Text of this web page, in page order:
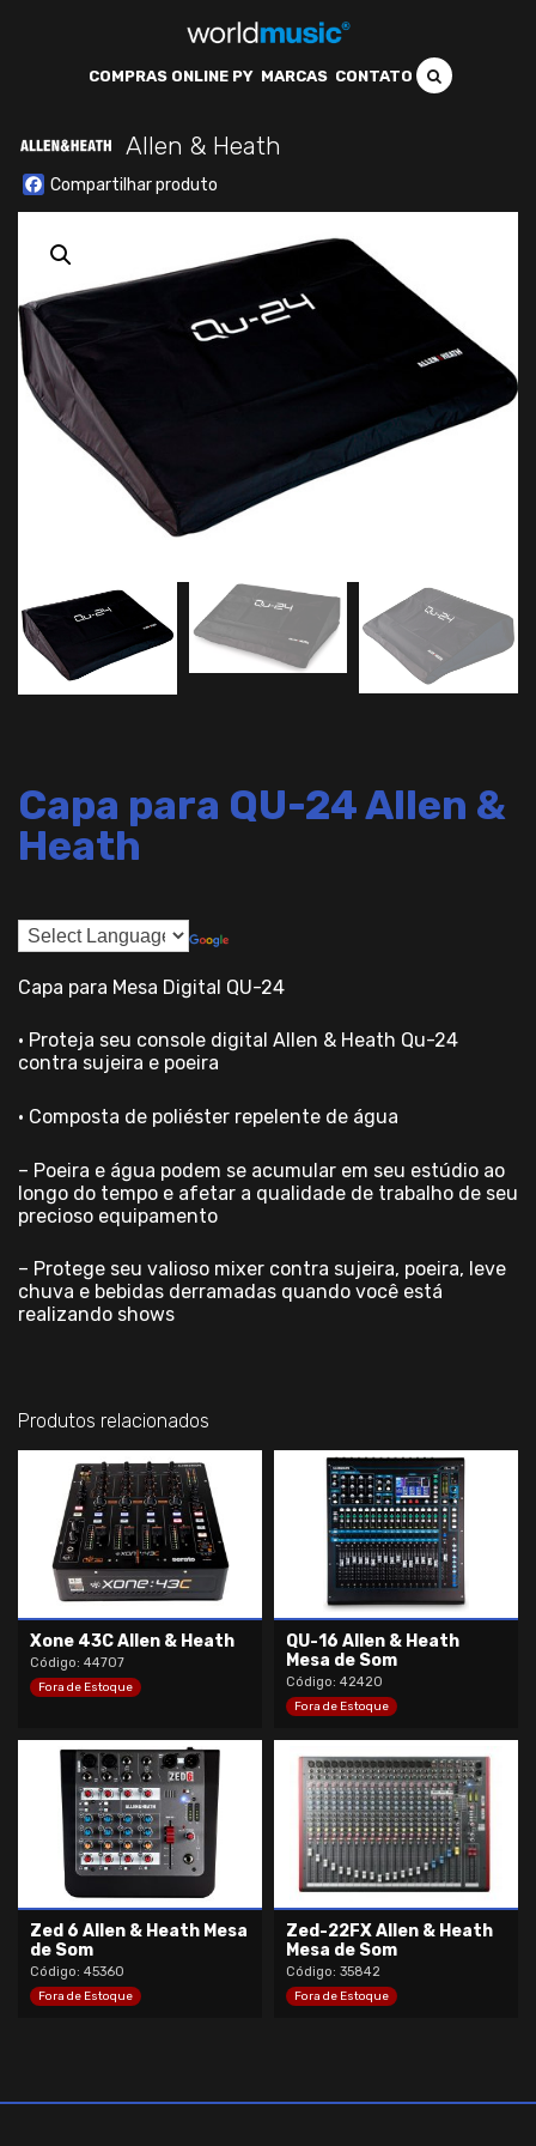
COMPRAS ONLINE PY MARCAS CONTATO
Allen & Heath
Facebook
Capa para QU-24 Allen &
Heath
Capa para Mesa Digital QU-24
• Proteja seu console digital Allen & Heath Qu-24
contra sujeira e poeira
• Composta de poliéster repelente de água
– Poeira e água podem se acumular em seu estúdio ao
longo do tempo e afetar a qualidade de trabalho de seu
precioso equipamento
– Protege seu valioso mixer contra sujeira, poeira, leve
chuva e bebidas derramadas quando você está
realizando shows
Produtos relacionados
Xone 43C Allen & Heath
Código: 44707
Fora de Estoque
QU-16 Allen & Heath
Mesa de Som
Código: 42420
Fora de Estoque
Zed 6 Allen & Heath Mesa
de Som
Código: 45360
Fora de Estoque
Zed-22FX Allen & Heath
Mesa de Som
Código: 35842
Fora de Estoque